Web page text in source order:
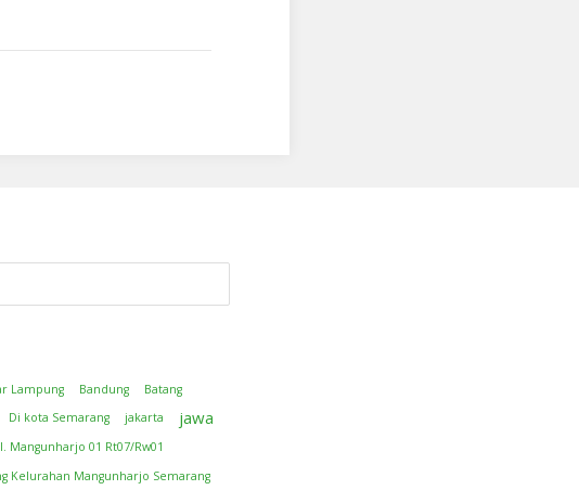
Lampung Bandung
Batang
Di kota Semarang jakarta
jawa
Mangunharjo 01 Rt07/Rw01
Kelurahan Mangunharjo Semarang